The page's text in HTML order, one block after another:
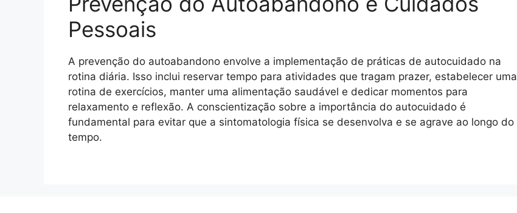
Pessoais
A prevenção do autoabandono envolve a implementação de práticas de autocuidado na
rotina diária. Isso inclui reservar tempo para atividades que tragam prazer, estabelecer uma
rotina de exercícios, manter uma alimentação saudável e dedicar momentos para
relaxamento e reflexão. A conscientização sobre a importância do autocuidado é
fundamental para evitar que a sintomatologia física se desenvolva e se agrave ao longo do
tempo.